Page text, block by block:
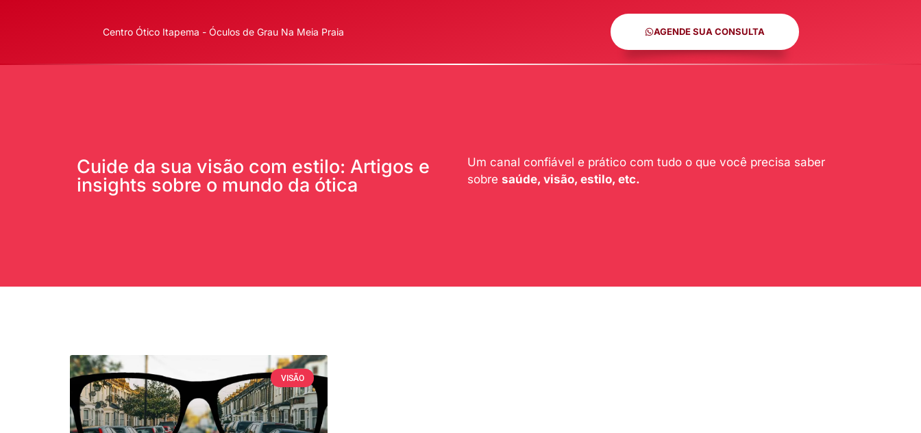
Centro Ótico Itapema - Óculos de Grau Na Meia Praia AGENDE SUA CONSULTA
Cuide da sua visão com estilo: Artigos e
insights sobre o mundo da ótica
Um canal confiável e prático com tudo o que você precisa saber
sobre saúde, visão, estilo, etc.
VISÃO